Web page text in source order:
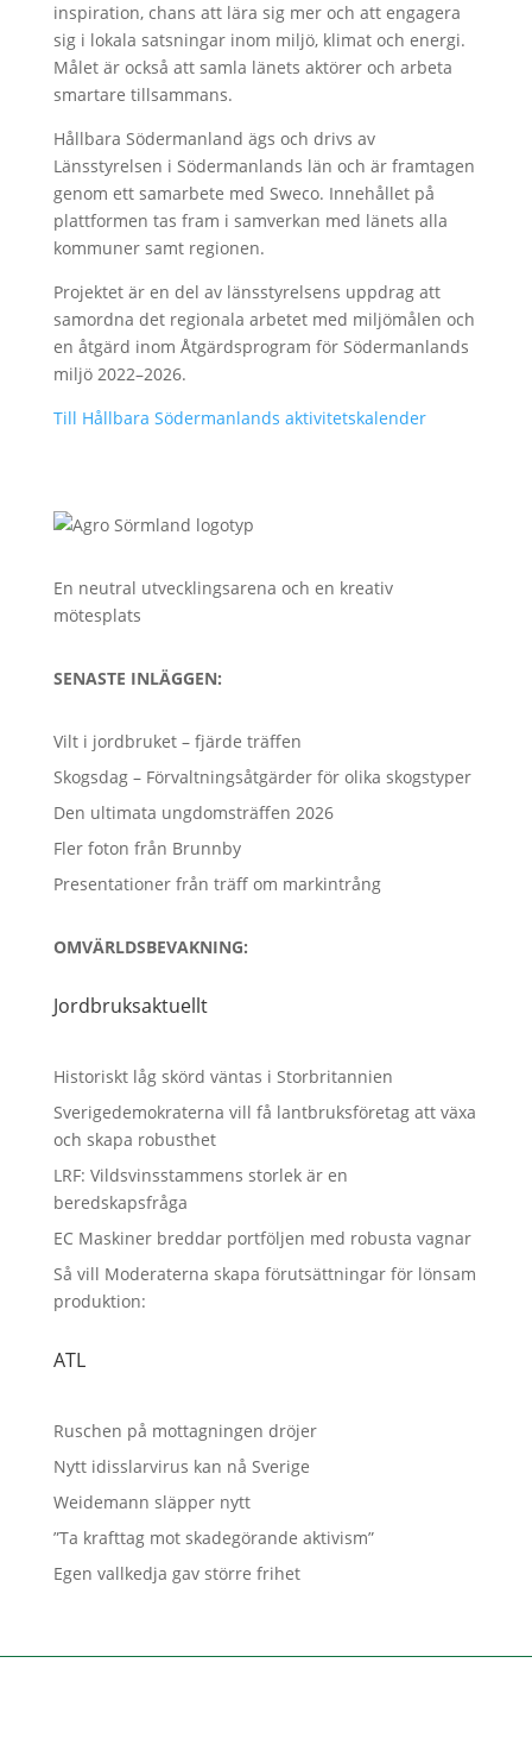
inspiration, chans att lära sig mer och att engagera
sig i lokala satsningar inom miljö, klimat och energi.
Målet är också att samla länets aktörer och arbeta
smartare tillsammans.
Hållbara Södermanland ägs och drivs av
Länsstyrelsen i Södermanlands län och är framtagen
genom ett samarbete med Sweco. Innehållet på
plattformen tas fram i samverkan med länets alla
kommuner samt regionen.
Projektet är en del av länsstyrelsens uppdrag att
samordna det regionala arbetet med miljömålen och
en åtgärd inom Åtgärdsprogram för Södermanlands
miljö 2022–2026.
Till Hållbara Södermanlands aktivitetskalender
En neutral utvecklingsarena och en kreativ
mötesplats
SENASTE INLÄGGEN:
Vilt i jordbruket – fjärde träffen
Skogsdag – Förvaltningsåtgärder för olika skogstyper
Den ultimata ungdomsträffen 2026
Fler foton från Brunnby
Presentationer från träff om markintrång
OMVÄRLDSBEVAKNING:
Jordbruksaktuellt
Historiskt låg skörd väntas i Storbritannien
Sverigedemokraterna vill få lantbruksföretag att växa
och skapa robusthet
LRF: Vildsvinsstammens storlek är en
beredskapsfråga
EC Maskiner breddar portföljen med robusta vagnar
Så vill Moderaterna skapa förutsättningar för lönsam
produktion:
ATL
Ruschen på mottagningen dröjer
Nytt idisslarvirus kan nå Sverige
Weidemann släpper nytt
”Ta krafttag mot skadegörande aktivism”
Egen vallkedja gav större frihet